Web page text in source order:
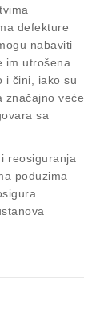
defekture
nabaviti
im utrošena
i čini, iako su
značajno veće
sa
reosiguranja
poduzima